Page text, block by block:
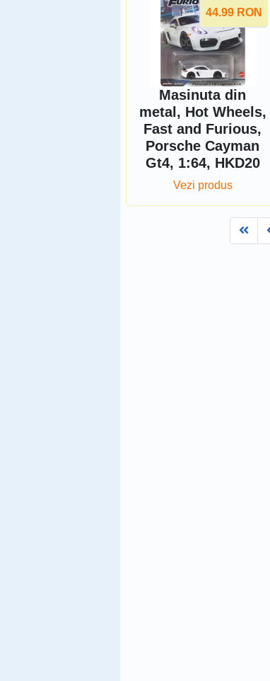
44.99 RON
Masinuta din
metal, Hot Wheels,
Fast and Furious,
Porsche Cayman
Gt4, 1:64, HKD20
Vezi produs
First